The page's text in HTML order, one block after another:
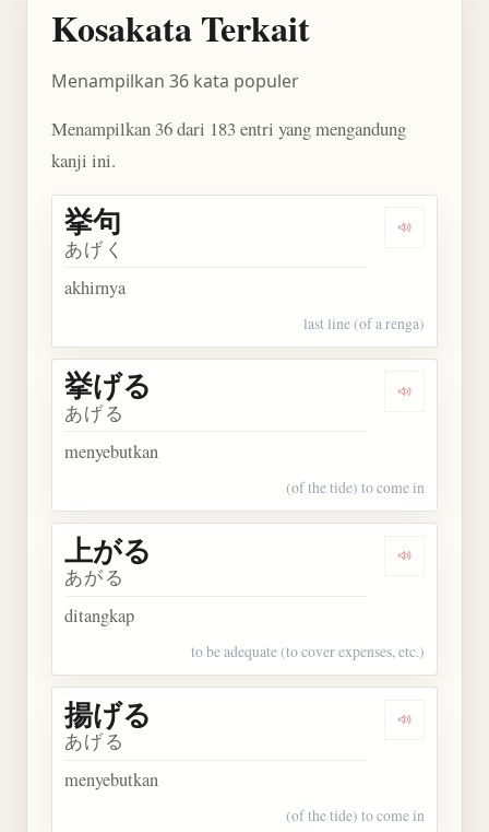
Kosakata Terkait
Menampilkan 36 kata populer
Menampilkan 36 dari 183 entri yang mengandung
kanji ini.
Dengarkan
挙句
あげく
akhirnya
last line (of a renga)
Dengarkan
挙げる
あげる
menyebutkan
(of the tide) to come in
Dengarkan
上がる
あがる
ditangkap
to be adequate (to cover expenses, etc.)
Dengarkan
揚げる
あげる
menyebutkan
(of the tide) to come in